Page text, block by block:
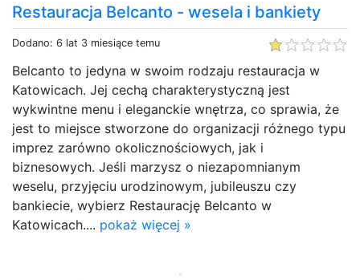
Restauracja Belcanto - wesela i bankiety
Dodano: 6 lat 3 miesiące temu
Belcanto to jedyna w swoim rodzaju restauracja w
Katowicach. Jej cechą charakterystyczną jest
wykwintne menu i eleganckie wnętrza, co sprawia, że
jest to miejsce stworzone do organizacji różnego typu
imprez zarówno okolicznościowych, jak i
biznesowych. Jeśli marzysz o niezapomnianym
weselu, przyjęciu urodzinowym, jubileuszu czy
bankiecie, wybierz Restaurację Belcanto w
Katowicach.... pokaż więcej »